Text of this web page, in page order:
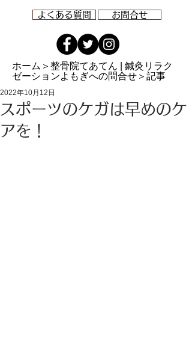
よくある質問 お問合せ
ホーム ＞整骨院てあてん | 鍼灸リラク
ゼーションよもぎへの問合せ＞記事
スポーツのケガは早めのケ
アを！
2022年10月12日